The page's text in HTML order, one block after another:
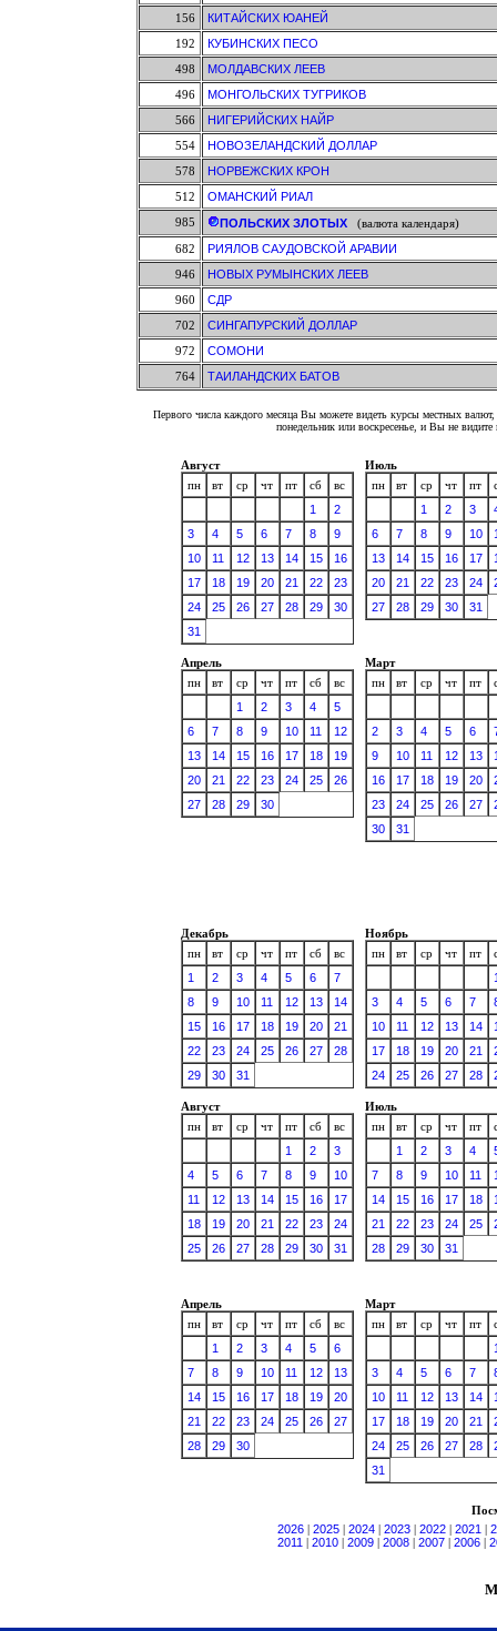
156
КИТАЙСКИХ ЮАНЕЙ
192
КУБИНСКИХ ПЕСО
498
МОЛДАВСКИХ ЛЕЕВ
496
МОНГОЛЬСКИХ ТУГРИКОВ
566
НИГЕРИЙСКИХ НАЙР
554
НОВОЗЕЛАНДСКИЙ ДОЛЛАР
578
НОРВЕЖСКИХ КРОН
512
ОМАНСКИЙ РИАЛ
985
ПОЛЬСКИХ ЗЛОТЫХ(валюта календаря)
682
РИЯЛОВ САУДОВСКОЙ АРАВИИ
946
НОВЫХ РУМЫНСКИХ ЛЕЕВ
960
СДР
702
СИНГАПУРСКИЙ ДОЛЛАР
972
СОМОНИ
764
ТАИЛАНДСКИХ БАТОВ
Первого числа каждого месяца Вы можете видеть курсы местных
понедельник или воскресенье, и Вы не
Август
пн
вт ср чт пт сб
вс
1
2
3
4 5 6 7 8
9
10
11 12 13 14 15
16
17
18 19 20 21 22
23
24
25 26 27 28 29
30
31
Июль
пн
вт ср чт пт
1
2 3
6
7 8 9 10
13
14 15 16 17
20
21 22 23 24
27
28 29 30 31
Апрель
пн
вт ср чт пт сб
вс
1
2 3 4
5
6
7 8 9 10 11
12
13
14 15 16 17 18
19
20
21 22 23 24 25
26
27
28 29 30
Март
пн
вт ср чт пт
2 3 4 5 6
9
10 11 12 13
16
17 18 19 20
23
24 25 26 27
30
31
Декабрь
пн
вт ср чт пт сб
вс
1
2 3 4 5 6
7
8
9 10 11 12 13
14
15
16 17 18 19 20
21
22
23 24 25 26 27
28
29
30 31
Ноябрь
пн
вт ср чт пт
3
4 5 6 7
10
11 12 13 14
17
18 19 20 21
24
25 26 27 28
Август
пн
вт ср чт пт сб
вс
1
2
3
4
5 6 7 8 9
10
11
12 13 14 15 16
17
18
19 20 21 22 23
24
25
26 27 28 29 30 31
Июль
пн
вт ср чт пт
1
2 3 4
7
8 9 10 11
14
15 16 17 18
21
22 23 24 25
28
29 30 31
Апрель
пн
вт ср чт пт сб
вс
1
2 3 4 5
6
7
8 9 10 11 12
13
14
15 16 17 18 19
20
21
22 23 24 25 26
27
28
29 30
Март
пн
вт ср чт пт
3
4 5 6 7
10
11 12 13 14
17
18 19 20 21
24
25 26 27 28
31
2026
2025 2024 2023 2022 2021
2011
2010 2009 2008 2007 2006